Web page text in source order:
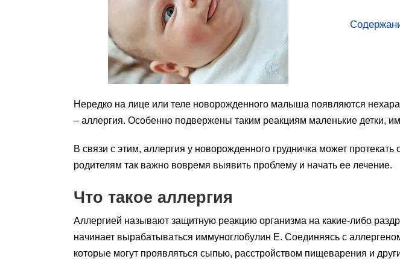
Нередко на лице или теле новорожденного малыша появляются
– аллергия. Особенно подвержены таким реакциям маленькие детки,
В связи с этим, аллергия у новорожденного грудничка может
родителям так важно вовремя выявить проблему и начать ее лечение.
Что такое аллергия
Аллергией называют защитную реакцию организма на какие-либо
начинает вырабатываться иммуноглобулин Е. Соединяясь с
которые могут проявляться сыпью, расстройством пищеварения и